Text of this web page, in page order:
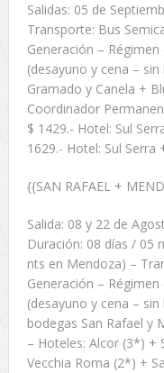
Salidas: 05 de
Transporte: Bus
Generación –
(desayuno y cena –
Gramado y Canela +
Coordinador
$ 1429.- Hotel: Sul
1629.- Hotel: Sul Serra
{{SAN RAFAEL +
Salida: 08 y 22 de
Duración: 08 días / 05
nts en Mendoza) –
Generación –
(desayuno y cena –
bodegas San Rafael y
– Hoteles: Alcor (3*) +
Vecchia Roma (2*) +